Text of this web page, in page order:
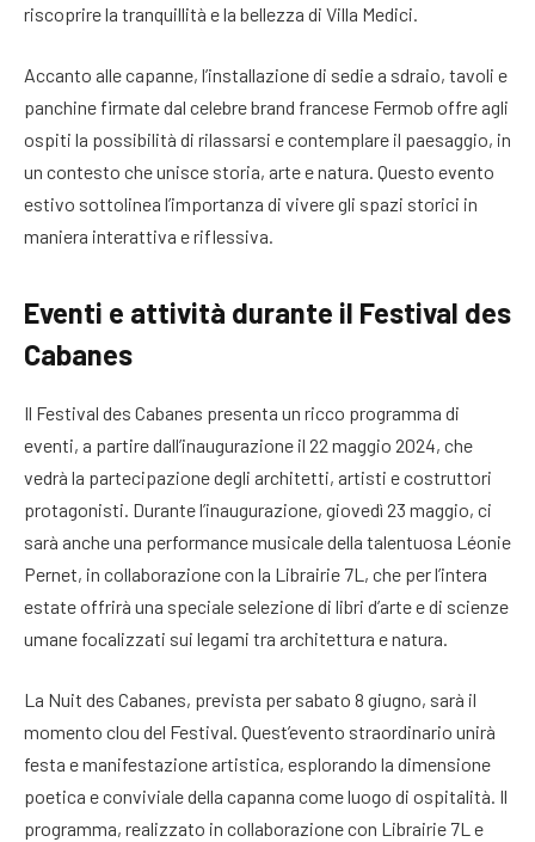
riscoprire la tranquillità e la bellezza di Villa Medici.
Accanto alle capanne, l’installazione di sedie a sdraio, tavoli e
panchine firmate dal celebre brand francese Fermob offre agli
ospiti la possibilità di rilassarsi e contemplare il paesaggio, in
un contesto che unisce storia, arte e natura. Questo evento
estivo sottolinea l’importanza di vivere gli spazi storici in
maniera interattiva e riflessiva.
Eventi e attività durante il Festival des
Cabanes
Il Festival des Cabanes presenta un ricco programma di
eventi, a partire dall’inaugurazione il 22 maggio 2024, che
vedrà la partecipazione degli architetti, artisti e costruttori
protagonisti. Durante l’inaugurazione, giovedì 23 maggio, ci
sarà anche una performance musicale della talentuosa Léonie
Pernet, in collaborazione con la Librairie 7L, che per l’intera
estate offrirà una speciale selezione di libri d’arte e di scienze
umane focalizzati sui legami tra architettura e natura.
La Nuit des Cabanes, prevista per sabato 8 giugno, sarà il
momento clou del Festival. Quest’evento straordinario unirà
festa e manifestazione artistica, esplorando la dimensione
poetica e conviviale della capanna come luogo di ospitalità. Il
programma, realizzato in collaborazione con Librairie 7L e